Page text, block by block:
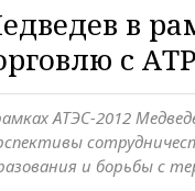
в
с АТР
АТЭС-2012
и борьбы с